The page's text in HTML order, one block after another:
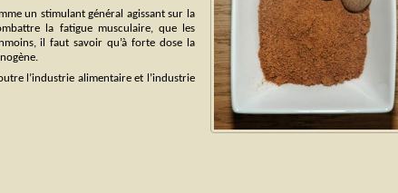
un stimulant général agissant sur la
la fatigue musculaire, que les
il faut savoir qu’à forte dose la
l’industrie alimentaire et l’industrie